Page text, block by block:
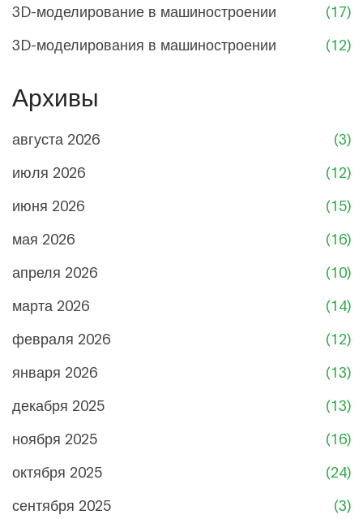
3D-моделирование в машиностроении
(17)
3D-моделирования в машиностроении
(12)
Архивы
августа 2026
(3)
июля 2026
(12)
июня 2026
(15)
мая 2026
(16)
апреля 2026
(10)
марта 2026
(14)
февраля 2026
(12)
января 2026
(13)
декабря 2025
(13)
ноября 2025
(16)
октября 2025
(24)
сентября 2025
(3)